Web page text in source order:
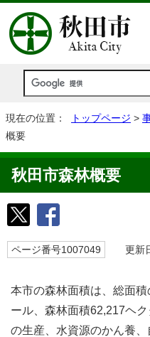
現在の位置： トップページ >
概要
秋田市森林概要
ページ番号1007049 更新
本市の森林面積は、総面
ール、森林面積62,217ヘ
の生産、水資源のかん養